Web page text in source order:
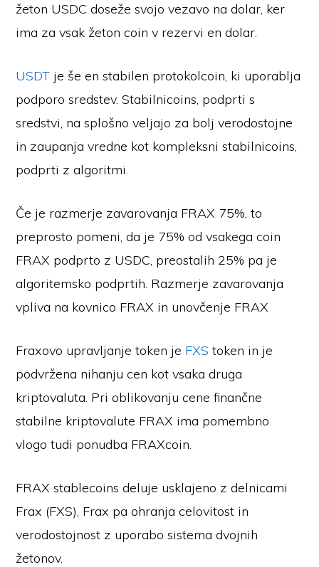
žeton USDC doseže svojo vezavo na dolar, ker
ima za vsak žeton coin v rezervi en dolar.
USDT je še en stabilen protokolcoin, ki uporablja
podporo sredstev. Stabilnicoins, podprti s
sredstvi, na splošno veljajo za bolj verodostojne
in zaupanja vredne kot kompleksni stabilnicoins,
podprti z algoritmi.
Če je razmerje zavarovanja FRAX 75%, to
preprosto pomeni, da je 75% od vsakega coin
FRAX podprto z USDC, preostalih 25% pa je
algoritemsko podprtih. Razmerje zavarovanja
vpliva na kovnico FRAX in unovčenje FRAX
Fraxovo upravljanje token je FXS token in je
podvržena nihanju cen kot vsaka druga
kriptovaluta. Pri oblikovanju cene finančne
stabilne kriptovalute FRAX ima pomembno
vlogo tudi ponudba FRAXcoin.
FRAX stablecoins deluje usklajeno z delnicami
Frax (FXS), Frax pa ohranja celovitost in
verodostojnost z uporabo sistema dvojnih
žetonov.